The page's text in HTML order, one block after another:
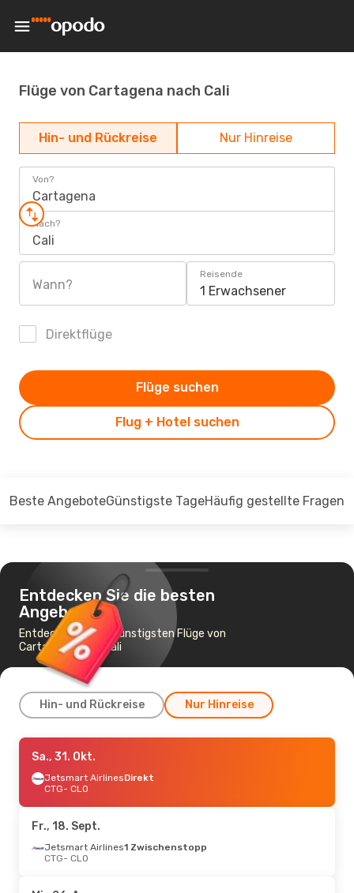
Flüge von Cartagena nach Cali
Hin- und Rückreise Nur Hinreise
Von?
Cartagena
Nach?
Cali
Wann?
Reisende
1 Erwachsener
Direktflüge
Flug + Hotel suchen
Flüge suchen
Beste AngeboteGünstigste TageHäufig gestellte Fragen
Entdecken Sie die besten
Angebote
Entdecken Sie die günstigsten Flüge von
Cartagena nach Cali
Hin- und Rückreise Nur Hinreise
Fr., 28. Aug.
Jetsmart AirlinesDirekt
CTG- CLO
CLO- CTG
Sa., 31. Okt.
Jetsmart AirlinesDirekt
CTG- CLO
Fr., 18. Sept.
Jetsmart Airlines1 Zwischenstopp
CTG- CLO